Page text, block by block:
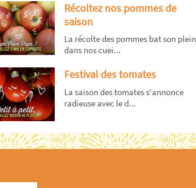
Récoltez nos pommes de
saison
La récolte des pommes bat son plein
dans nos cuei...
Festival des tomates
La saison des tomates s'annonce
radieuse avec le d...